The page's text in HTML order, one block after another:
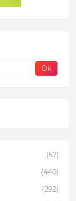
(57)
(440)
(292)